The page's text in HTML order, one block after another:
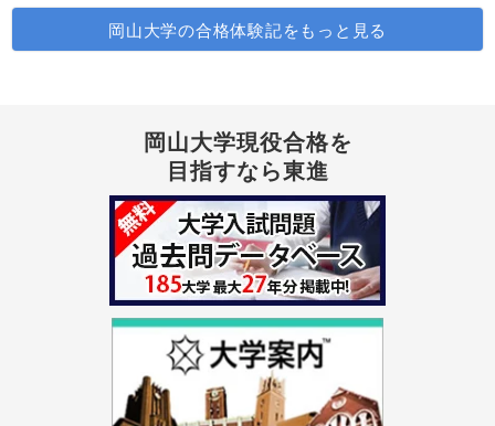
岡山大学の合格体験記をもっと見る
岡山大学現役合格を
目指すなら東進